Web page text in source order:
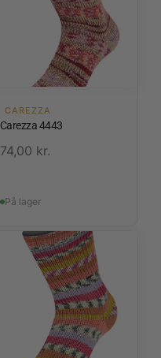
CAREZZA
Carezza 4443
74,00 kr.
På lager